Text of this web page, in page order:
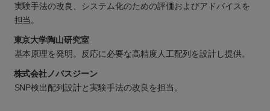
実験手法の改良、システム化のための評価およびアドバイスを
担当。
東京大学陶山研究室
基本原理を発明。反応に必要な高精度人工配列を設計し提供。
株式会社ノバスジーン
SNP検出配列設計と実験手法の改良を担当。